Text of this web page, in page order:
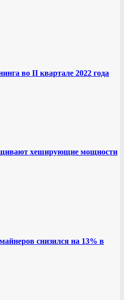
во II квартале 2022 года
хеширующие мощности
снизился на 13% в